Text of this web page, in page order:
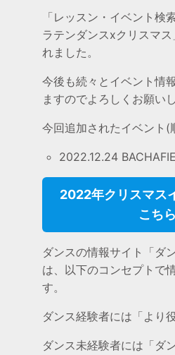
「レッスン・イベント
ラテンダンスxクリスマ
れました。
今後も続々とイベント情
ますのでよろしくお願いし
今回追加されたイベント(
2022.12.24
2022年クリスマス
こちら
ダンスの情報サイト「ダ
は、以下のコンセプトで
す。
ダンス経験者には「より
ダンス未経験者には「ダ